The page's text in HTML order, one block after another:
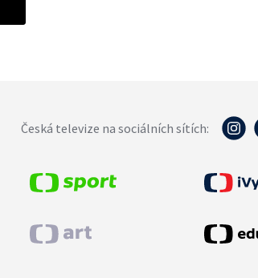
Česká televize na sociálních sítích: